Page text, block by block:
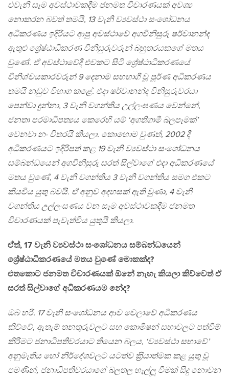
එවැනි සෑම අවස්ථාවකදීම ජනමත විචාරණයක් අවශ්‍ය
නොකරන බවත් තමයි, 13 වැනි ව්‍යවස්ථා සංශෝධනය
අධිකරණය ඉදිරියට ආපු අවස්ථාවේ අගවිනිසුරු ෂර්වානන්ද
ඇතුළු ශ්‍රේෂ්ඨාධිකරණ විනිසුරුවරුන් බහුතරයකගේ මතය
වුණේ. ඒ අවස්ථාවේදී එවකට සිටි ශ්‍රේෂ්ඨාධිකරණයේ
විනිශ්චයකාරවරුන් 9 දෙනාම සහභාගී වූ පූර්ණ අධිකරණය
තමයි නඩුව විභාග කළේ. එදා ෂර්වානන්ද විනිසුරුවරයා
පෙන්වා දුන්නා, 3 වැනි වගන්තිය උල්ලංඝණය වෙන්නේ,
ජනතා පරමාධිපත්‍යය කෙරෙහි යම් ‘අගතිගාමී බලපෑමක්’
වෙනවා නං විතරයි කියලා. කොහොම වුණත්, 2002 දී
අධිකරණයට ඉදිරිපත් කළ 19 වැනි ව්‍යවස්ථා සංශෝධනය
සම්බන්ධයෙන් අගවිනිසුරු සරත් සිල්වාගේ එදා අධිකරණයේ
මතය වුණේ, 4 වැනි වගන්තිය 3 වැනි වගන්තිය සමග එකට
කියවිය යුතු බවයි. ඒ අනුව අදහසක් ඇති වුණා, 4 වැනි
වගන්තිය උල්ලංඝණය වන සෑම අවස්ථාවකදීම ජනමත
විචාරණයක් පැවැත්විය යුතුයි කියලා.
ඒත්, 17 වැනි ව්‍යවස්ථා සංශෝධනය සම්බන්ධයෙන්
ශ්‍රේෂ්ඨාධිකරණයේ මතය වුණේ මොකක්ද?
එතකොට ජනමත විචාරණයක් ඕනේ නැහැ කියලා කිව්වෙත් ඒ
සරත් සිල්වාගේ අධිකරණයම නේද?
ඔබ හරි. 17 වැනි සංශෝධනය ආව වෙලාවේ අධිකරණය
කිව්වේ, ඇතැම් තනතුරුවලට සහ කොමිෂන් සභාවලට පත්වීම්
කිරීමට ජනාධිපතිවරයාට තියෙන බලය, ‘ව්‍යවස්ථා සභාවේ’
අනුමැතිය හෝ නිර්දේශවලට යටත්ව ක‍්‍රියාත්මක කළ යුතු වූ
පමණින්, ජනාධිපතිවරයාගේ බලතල හෑල්ලූ වීමක් සිදු නොවන